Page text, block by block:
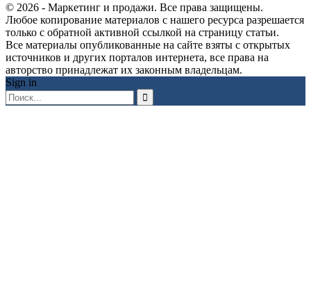
© 2026 - Маркетинг и продажи. Все права защищены.
Любое копирование материалов с нашего ресурса разрешается
только с обратной активной ссылкой на страницу статьи.
Все материалы опубликованные на сайте взяты с открытых
источников и других порталов интернета, все права на
авторство принадлежат их законным владельцам.
Sign in